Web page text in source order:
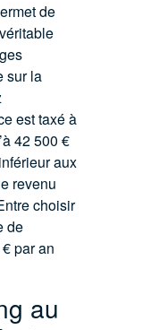
de
sur la
est taxé à
42 500 €
aux
revenu
choisir
de
par an
au